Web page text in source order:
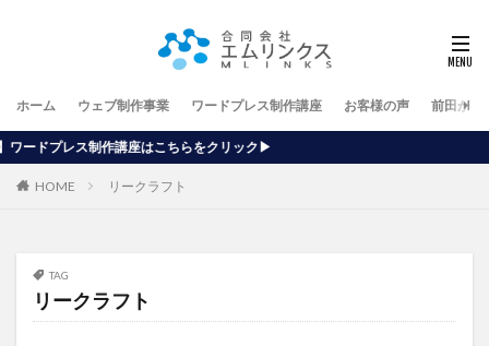
ホーム ウェブ制作事業 ワードプレス制作講座 お客様の声 前田が行
はこちらをクリック▶
HOME リークラフト
TAG
リークラフト